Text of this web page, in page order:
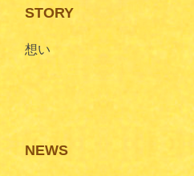
STORY
想い
NEWS